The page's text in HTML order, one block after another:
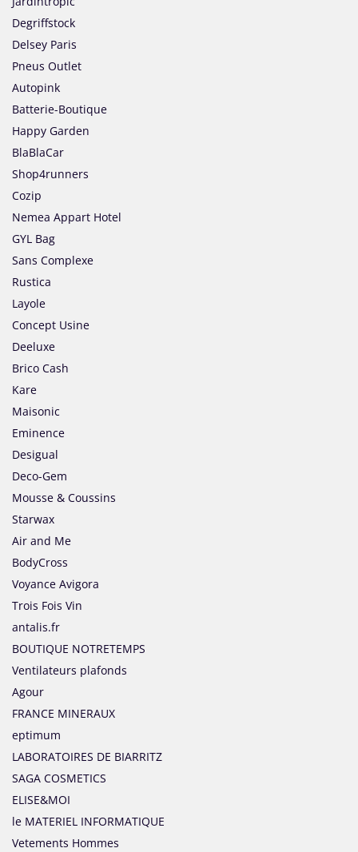
Degriffstock
Delsey Paris
Pneus Outlet
Autopink
Batterie-Boutique
Happy Garden
BlaBlaCar
Shop4runners
Cozip
Nemea Appart Hotel
GYL Bag
Sans Complexe
Rustica
Layole
Concept Usine
Deeluxe
Brico Cash
Kare
Maisonic
Eminence
Desigual
Deco-Gem
Mousse & Coussins
Starwax
Air and Me
BodyCross
Voyance Avigora
Trois Fois Vin
antalis.fr
BOUTIQUE NOTRETEMPS
Ventilateurs plafonds
Agour
FRANCE MINERAUX
eptimum
LABORATOIRES DE BIARRITZ
SAGA COSMETICS
ELISE&MOI
le MATERIEL INFORMATIQUE
Vetements Hommes